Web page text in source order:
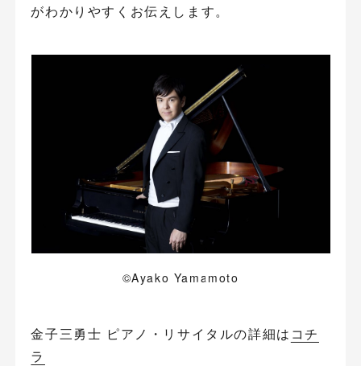
がわかりやすくお伝えします。
©Ayako Yamamoto
金子三勇士 ピアノ・リサイタルの詳細は コチ
ラ